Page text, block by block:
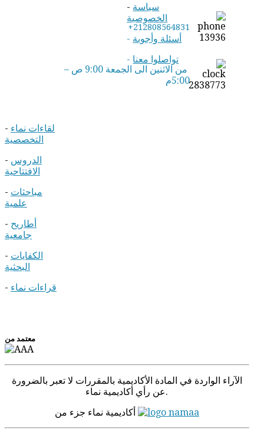
+212808564831
من الاثنين الى الجمعة 9:00 ص –
5:00م
- سياسة
الخصوصية
- أسئلة وأجوبة
- تواصلوا معنا
- لقاءات نماء
التخصصية
- الدروس
الافتتاحية
- مباحثات
علمية
- أطاريح
جامعية
- الكفايات
البحثية
- قراءات نماء
معتمد من
الآراء الواردة في المادة الأكادیمیة بالمقررات لا تعبر بالضرورة
عن رأي أكاديمية نماء.